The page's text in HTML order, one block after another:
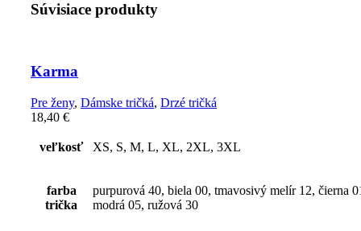
Súvisiace produkty
Karma
Pre ženy, Dámske tričká, Drzé tričká
18,40 €
veľkosť XS, S, M, L, XL, 2XL, 3XL
farba
trička
purpurová 40, biela 00, tmavosivý melír 12, čierna
modrá 05, ružová 30